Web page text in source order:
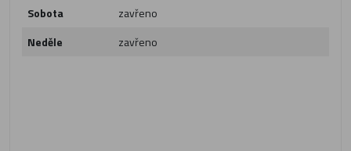
Sobota
zavřeno
Neděle
zavřeno